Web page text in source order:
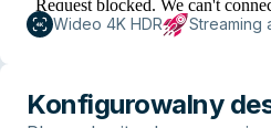
Wideo 4K HDR Streaming
Konfigurowalny